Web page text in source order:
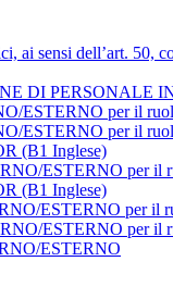
ai sensi dell’art.
DI PERSONALE
ESTERNO per il
ESTERNO per il
(B1 Inglese)
ESTERNO per il
(B1 Inglese)
ESTERNO per il
ESTERNO per il
ESTERNO